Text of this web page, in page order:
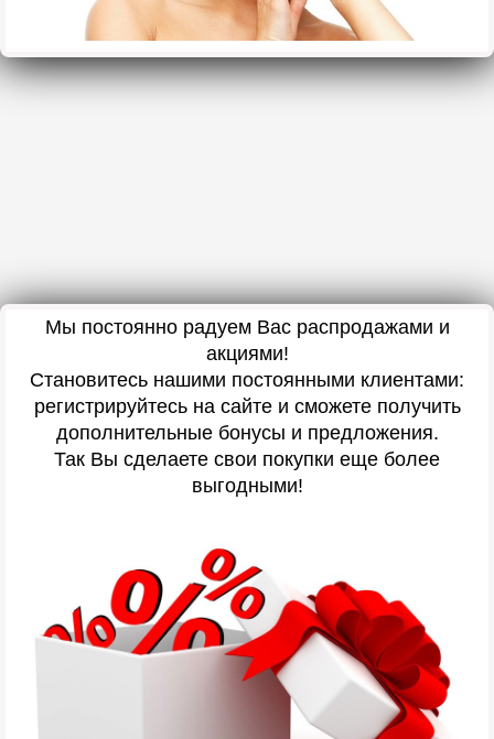
Мы постоянно радуем Вас распродажами и
акциями!
Становитесь нашими постоянными клиентами:
регистрируйтесь на сайте и сможете получить
дополнительные бонусы и предложения.
Так Вы сделаете свои покупки еще более
выгодными!